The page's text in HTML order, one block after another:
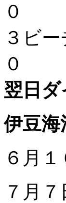
０
３ビ
０
翌日
伊豆海
６月１
７月７